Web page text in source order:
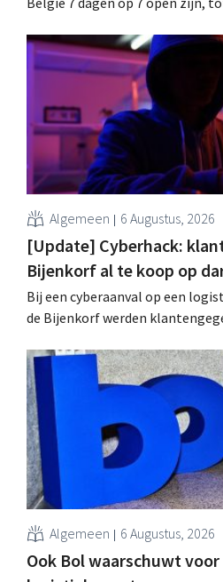
arbeidswetgeving een
speelveld?
Algemeen 6 Augustus, 2026
[Update] Cyberhack:
Bijenkorf al te koop op
Bij een cyberaanval op een
de Bijenkorf werden
De retailers roepen klanten op
phishing.
Algemeen 6 Augustus, 2026
Ook Bol waarschuwt